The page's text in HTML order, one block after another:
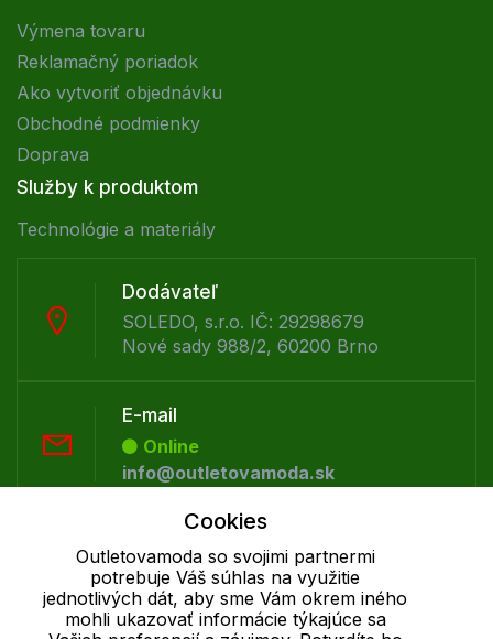
Výmena tovaru
Reklamačný poriadok
Ako vytvoriť objednávku
Obchodné podmienky
Doprava
Služby k produktom
Technológie a materiály
Dodávateľ
SOLEDO, s.r.o. IČ: 29298679
Nové sady 988/2, 60200 Brno
E-mail
Online
info@outletovamoda.sk
Offline
+421 277 270 055
Cookies
Outletovamoda so svojimi partnermi
potrebuje Váš súhlas na využitie
jednotlivých dát, aby sme Vám okrem iného
mohli ukazovať informácie týkajúce sa